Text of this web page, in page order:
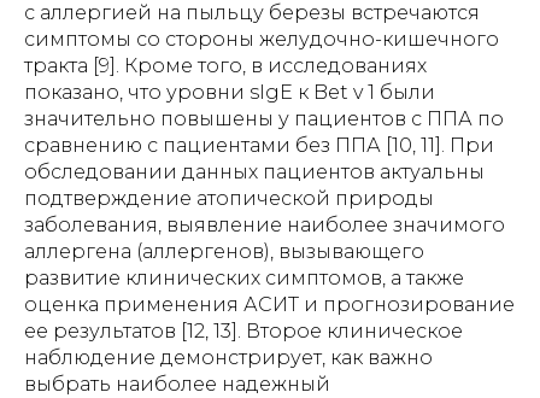
с аллергией на пыльцу березы встречаются
симптомы со стороны желудочно-кишечного
тракта [9]. Кроме того, в исследованиях
показано, что уровни sIgE к Bet v 1 были
значительно повышены у пациентов с ППА по
сравнению с пациентами без ППА [10, 11]. При
обследовании данных пациентов актуальны
подтверждение атопической природы
заболевания, выявление наиболее значимого
аллергена (аллергенов), вызывающего
развитие клинических симптомов, а также
оценка применения АСИТ и прогнозирование
ее результатов [12, 13]. Второе клиническое
наблюдение демонстрирует, как важно
выбрать наиболее надежный